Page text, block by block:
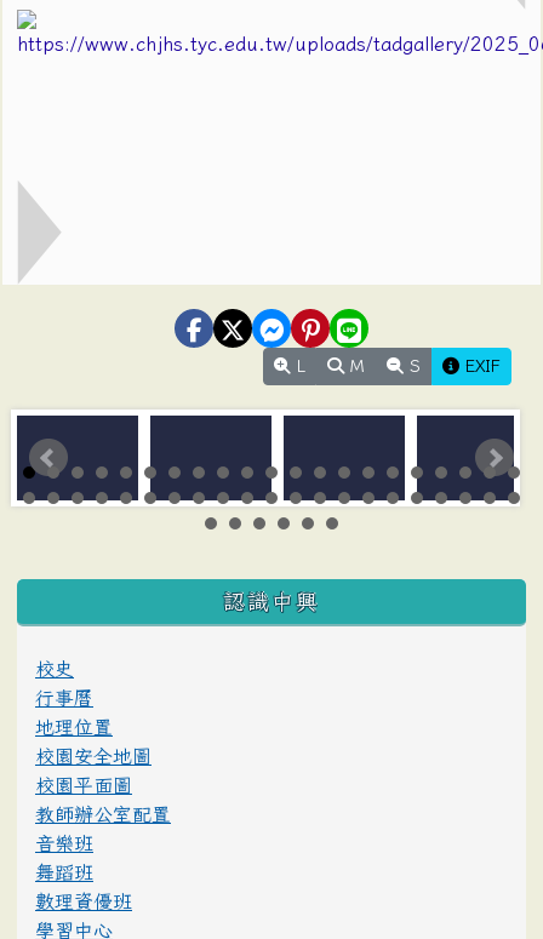
M S EXIF
:::
認識中興
校史
行事曆
地理位置
校園安全地圖
校園平面圖
教師辦公室配置
音樂班
舞蹈班
數理資優班
學習中心